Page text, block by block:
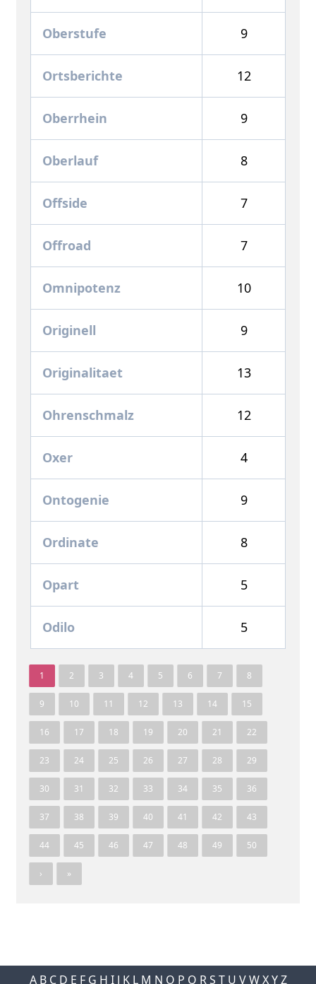
Oberstufe 9
Ortsberichte 12
Oberrhein 9
Oberlauf 8
Offside 7
Offroad 7
Omnipotenz 10
Originell 9
Originalitaet 13
Ohrenschmalz 12
Oxer 4
Ontogenie 9
Ordinate 8
Opart 5
Odilo 5
1 2 3 4 5 6 7 8
9 10 11 12 13 14 15
16 17 18 19 20 21 22
23 24 25 26 27 28 29
30 31 32 33 34 35 36
37 38 39 40 41 42 43
44 45 46 47 48 49 50
› »
A B C D E F G H I J K L M N O P Q R S T U V W X Y Z